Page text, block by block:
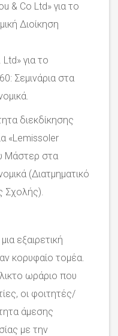
& Co Ltd» για το
Διοίκηση
για το
Σεμινάρια στα
διεκδίκησης
«Lemissoler
Μάστερ στα
(Διατμηματικό
Σχολής).
εξαιρετική
κορυφαίο τομέα.
ωράριο που
οι φοιτητές/
άμεσης
με την